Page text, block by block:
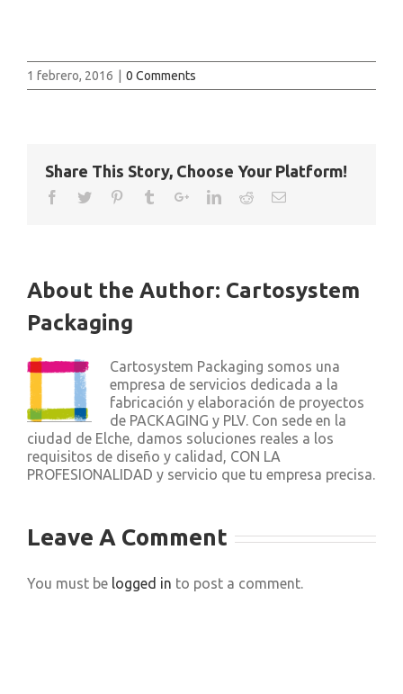
1 febrero, 2016 0 Comments
Share This Story, Choose Your Platform!
About the Author: Cartosystem
Packaging
Cartosystem Packaging somos una
empresa de servicios dedicada a la
fabricación y elaboración de proyectos
de PACKAGING y PLV. Con sede en la
ciudad de Elche, damos soluciones reales a los
requisitos de diseño y calidad, CON LA
PROFESIONALIDAD y servicio que tu empresa precisa.
Leave A Comment
You must be logged in to post a comment.